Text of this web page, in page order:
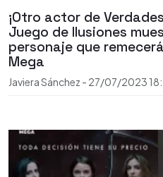
¡Otro actor de
Juego de Ilusiones
personaje que
Mega
Javiera Sánchez - 27/07/2023